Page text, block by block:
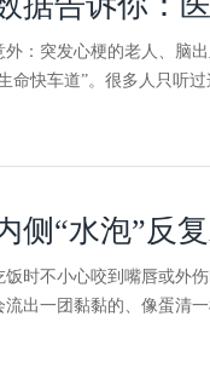
外：突发心梗的老人、脑
命快车道”。很多人只听
侧“水泡”反
时不小心咬到嘴唇或外
出一团黏黏的、像蛋清